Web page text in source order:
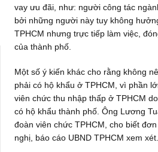
vay ưu đãi, như: người công tác
bởi những người này tuy không
TPHCM nhưng trực tiếp làm việc,
của thành phố.
Một số ý kiến khác cho rằng không
phải có hộ khẩu ở TPHCM, vì phần
viên chức thu nhập thấp ở TPHCM
có hộ khẩu thành phố. Ông Lương
đoàn viên chức TPHCM, cho biết
nghị, báo cáo UBND TPHCM xem xét.